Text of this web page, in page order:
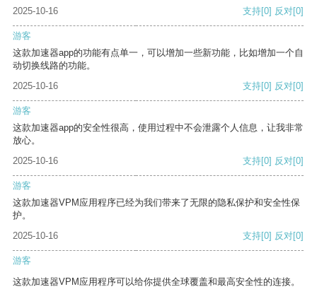
2025-10-16
支持[0] 反对[0]
游客
这款加速器app的功能有点单一，可以增加一些新功能，比如增加一个自
动切换线路的功能。
2025-10-16
支持[0] 反对[0]
游客
这款加速器app的安全性很高，使用过程中不会泄露个人信息，让我非常
放心。
2025-10-16
支持[0] 反对[0]
游客
这款加速器VPM应用程序已经为我们带来了无限的隐私保护和安全性保
护。
2025-10-16
支持[0] 反对[0]
游客
这款加速器VPM应用程序可以给你提供全球覆盖和最高安全性的连接。